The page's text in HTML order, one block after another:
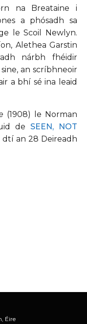
na Breataine i
a phósadh sa
le Scoil Newlyn.
Alethea Garstin
nárbh fhéidir
an scríbhneoir
a bhí sé ina leaid
(1908) le Norman
deSEEN, NOT
dtí an 28 Deireadh
Éire